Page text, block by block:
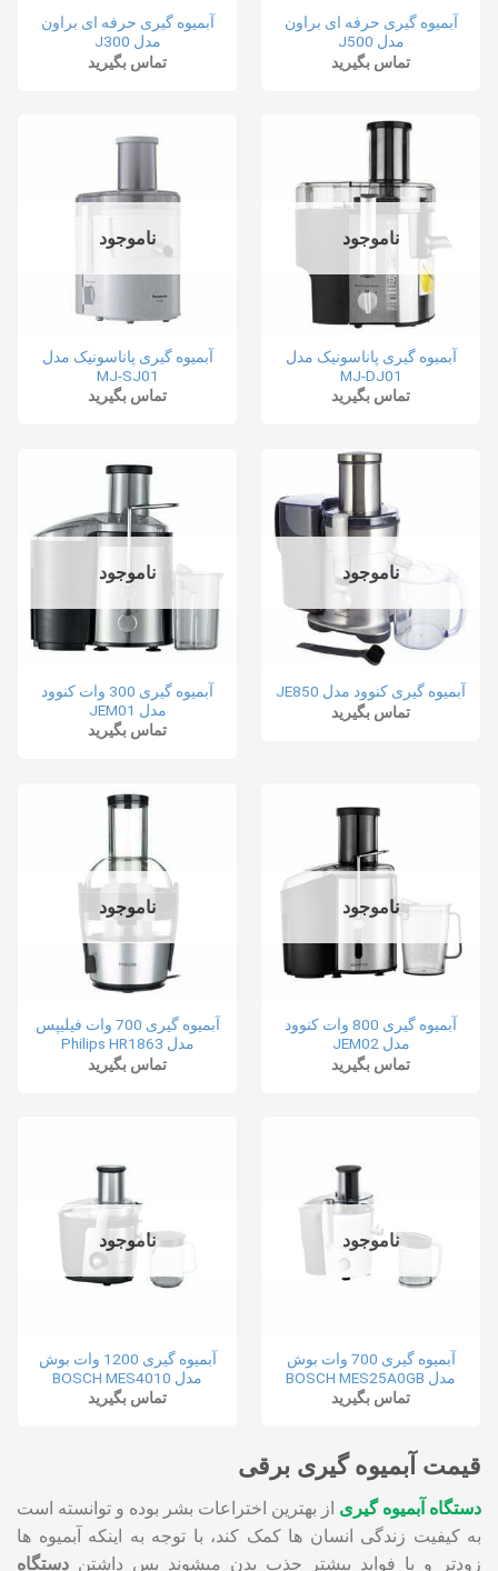
آبمیوه گیری حرفه ای براون
مدل J500
تماس بگیرید
آبمیوه گیری حرفه ای براون
مدل J300
تماس بگیرید
ناموجود
آبمیوه گیری پاناسونیک مدل
MJ-DJ01
تماس بگیرید
ناموجود
آبمیوه گیری پاناسونیک مدل
MJ-SJ01
تماس بگیرید
ناموجود
آبمیوه گیری کنوود مدل JE850
تماس بگیرید
ناموجود
آبمیوه گیری 300 وات کنوود
مدل JEM01
تماس بگیرید
ناموجود
آبمیوه گیری 800 وات کنوود
مدل JEM02
تماس بگیرید
ناموجود
آبمیوه گیری 700 وات فیلیپس
مدل Philips HR1863
تماس بگیرید
ناموجود
آبمیوه گیری 700 وات بوش
مدل BOSCH MES25A0GB
تماس بگیرید
ناموجود
آبمیوه گیری 1200 وات بوش
مدل BOSCH MES4010
تماس بگیرید
قیمت آبمیوه‌ گیری برقی
دستگاه آبمیوه گیری از بهترین اختراعات بشر بوده و توانسته است
به کیفیت زندگی انسان ها کمک کند، با توجه به اینکه آبمیوه ها
زودتر و با فواید بیشتر جذب بدن میشوند پس داشتن دستگاه